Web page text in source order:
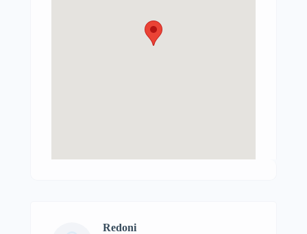
Redoni